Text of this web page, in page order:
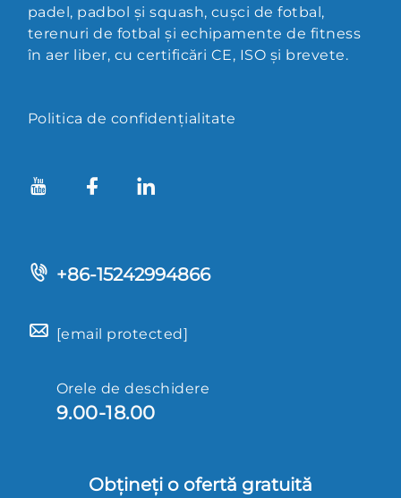
padel, padbol și squash, cușci de fotbal,
terenuri de fotbal și echipamente de fitness
în aer liber, cu certificări CE, ISO și brevete.
Politica de confidențialitate
+86-15242994866
[email protected]
Orele de deschidere
9.00-18.00
Obțineți o ofertă gratuită